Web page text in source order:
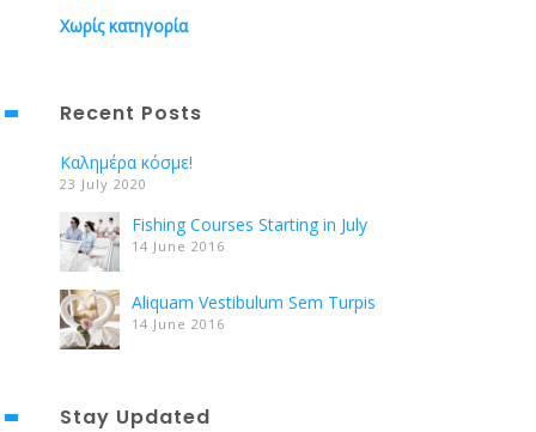
Χωρίς κατηγορία
Recent Posts
Καλημέρα κόσμε!
23 July 2020
Fishing Courses Starting in July
14 June 2016
Aliquam Vestibulum Sem Turpis
14 June 2016
Stay Updated